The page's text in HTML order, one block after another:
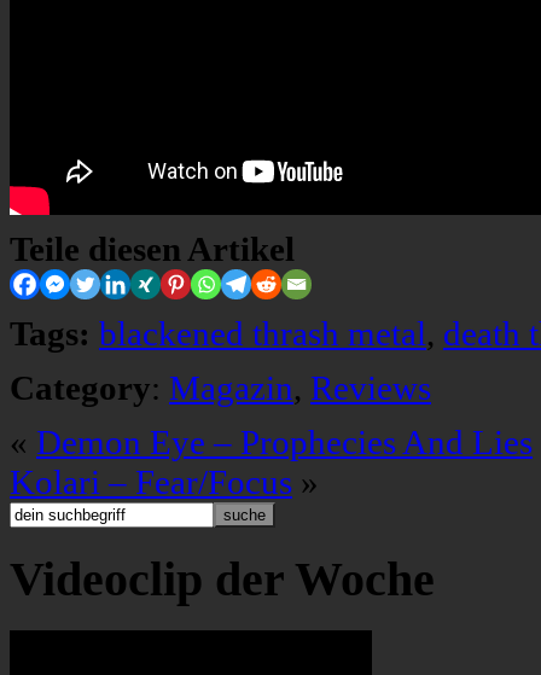
Teile diesen Artikel
Tags: blackened thrash metal, death
Category: Magazin, Reviews
« Demon Eye – Prophecies And Lies
Kolari – Fear/Focus »
Videoclip der Woche